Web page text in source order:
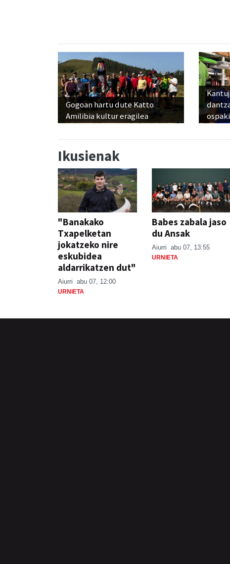
Gogoan hartu dute Katto
Amilibia kultur eragilea
Ikusienak
"Banakako
Txapelketan
jokatzeko nire
eskubidea
aldarrikatzen dut"
Aiurri abu 07, 12:00
URNIETA
Babes zabala jaso
du Ansak
Aiurri abu 07, 13:55
URNIETA